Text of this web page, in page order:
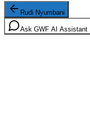
Rudi Nyumbani
Ask GWF AI Assistant